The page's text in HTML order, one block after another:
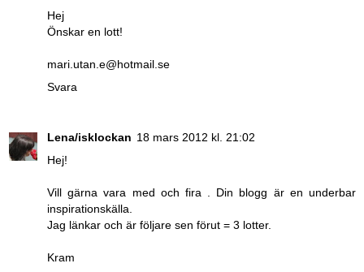
Hej
Önskar en lott!
mari.utan.e@hotmail.se
Svara
Lena/isklockan 18 mars 2012 kl. 21:02
Hej!
Vill gärna vara med och fira . Din blogg är en underbar
inspirationskälla.
Jag länkar och är följare sen förut = 3 lotter.
Kram